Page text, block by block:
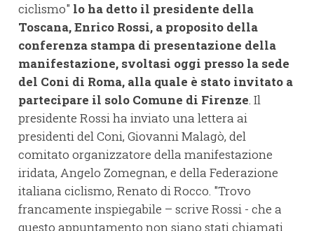
ciclismo" lo ha detto il presidente della
Toscana, Enrico Rossi, a proposito della
conferenza stampa di presentazione della
manifestazione, svoltasi oggi presso la sede
del Coni di Roma, alla quale è stato invitato a
partecipare il solo Comune di Firenze. Il
presidente Rossi ha inviato una lettera ai
presidenti del Coni, Giovanni Malagò, del
comitato organizzatore della manifestazione
iridata, Angelo Zomegnan, e della Federazione
italiana ciclismo, Renato di Rocco. "Trovo
francamente inspiegabile – scrive Rossi - che a
questo appuntamento non siano stati chiamati